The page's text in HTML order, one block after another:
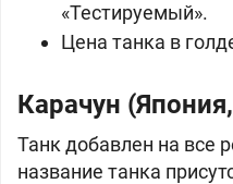
«Тестируемый».
Цена танка в
Карачун (
Танк добавлен на все
название танка